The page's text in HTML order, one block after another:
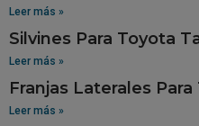
Leer más »
Silvines Para Toyota
Leer más »
Franjas Laterales
Leer más »